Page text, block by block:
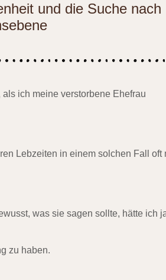
und die Suche nach
ich meine verstorbene Ehefrau
Lebzeiten in einem solchen Fall oft
was sie sagen sollte, hätte ich
zu haben.